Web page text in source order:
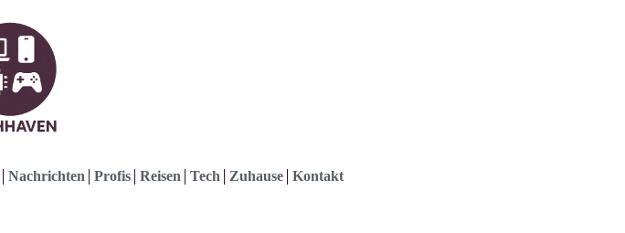
Nachrichten Profis Reisen Tech Zuhause Kontakt